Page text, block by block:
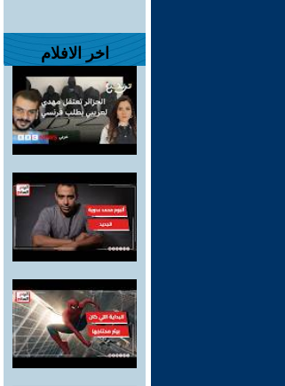
اخر الافلام